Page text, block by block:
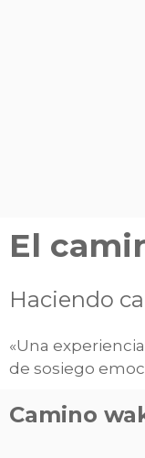
El
Haciendo
«Una
de sosiego
Camino